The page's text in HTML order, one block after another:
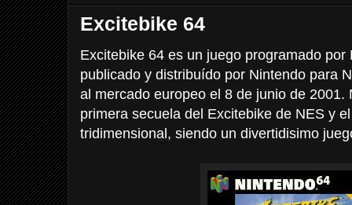
Excitebike 64
Excitebike 64 es un juego programado
publicado y distribuído por Nintendo para
al mercado europeo el 8 de junio de 2001.
primera secuela del Excitebike de NES y
tridimensional, siendo un divertidisimo